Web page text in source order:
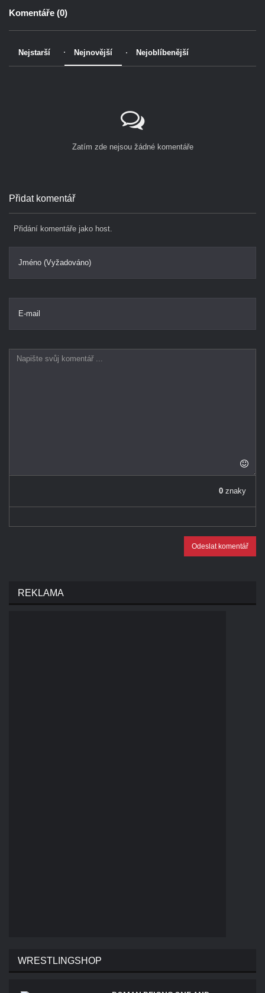
Komentáře (0)
Nejstarší Nejnovější Nejoblíbenější
Zatím zde nejsou žádné komentáře
Přidat komentář
Přidání komentáře jako host.
Jméno (Vyžadováno)
E-mail
0 znaky
Odeslat komentář
REKLAMA
WRESTLINGSHOP